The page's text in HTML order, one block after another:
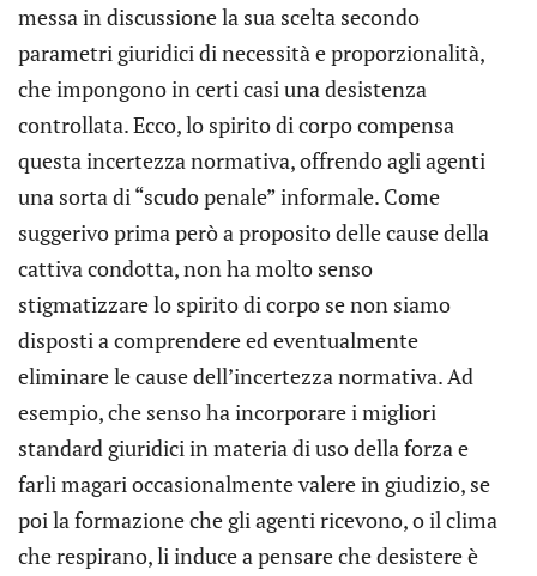
messa in discussione la sua scelta secondo
parametri giuridici di necessità e proporzionalità,
che impongono in certi casi una desistenza
controllata. Ecco, lo spirito di corpo compensa
questa incertezza normativa, offrendo agli agenti
una sorta di “scudo penale” informale. Come
suggerivo prima però a proposito delle cause della
cattiva condotta, non ha molto senso
stigmatizzare lo spirito di corpo se non siamo
disposti a comprendere ed eventualmente
eliminare le cause dell’incertezza normativa. Ad
esempio, che senso ha incorporare i migliori
standard giuridici in materia di uso della forza e
farli magari occasionalmente valere in giudizio, se
poi la formazione che gli agenti ricevono, o il clima
che respirano, li induce a pensare che desistere è